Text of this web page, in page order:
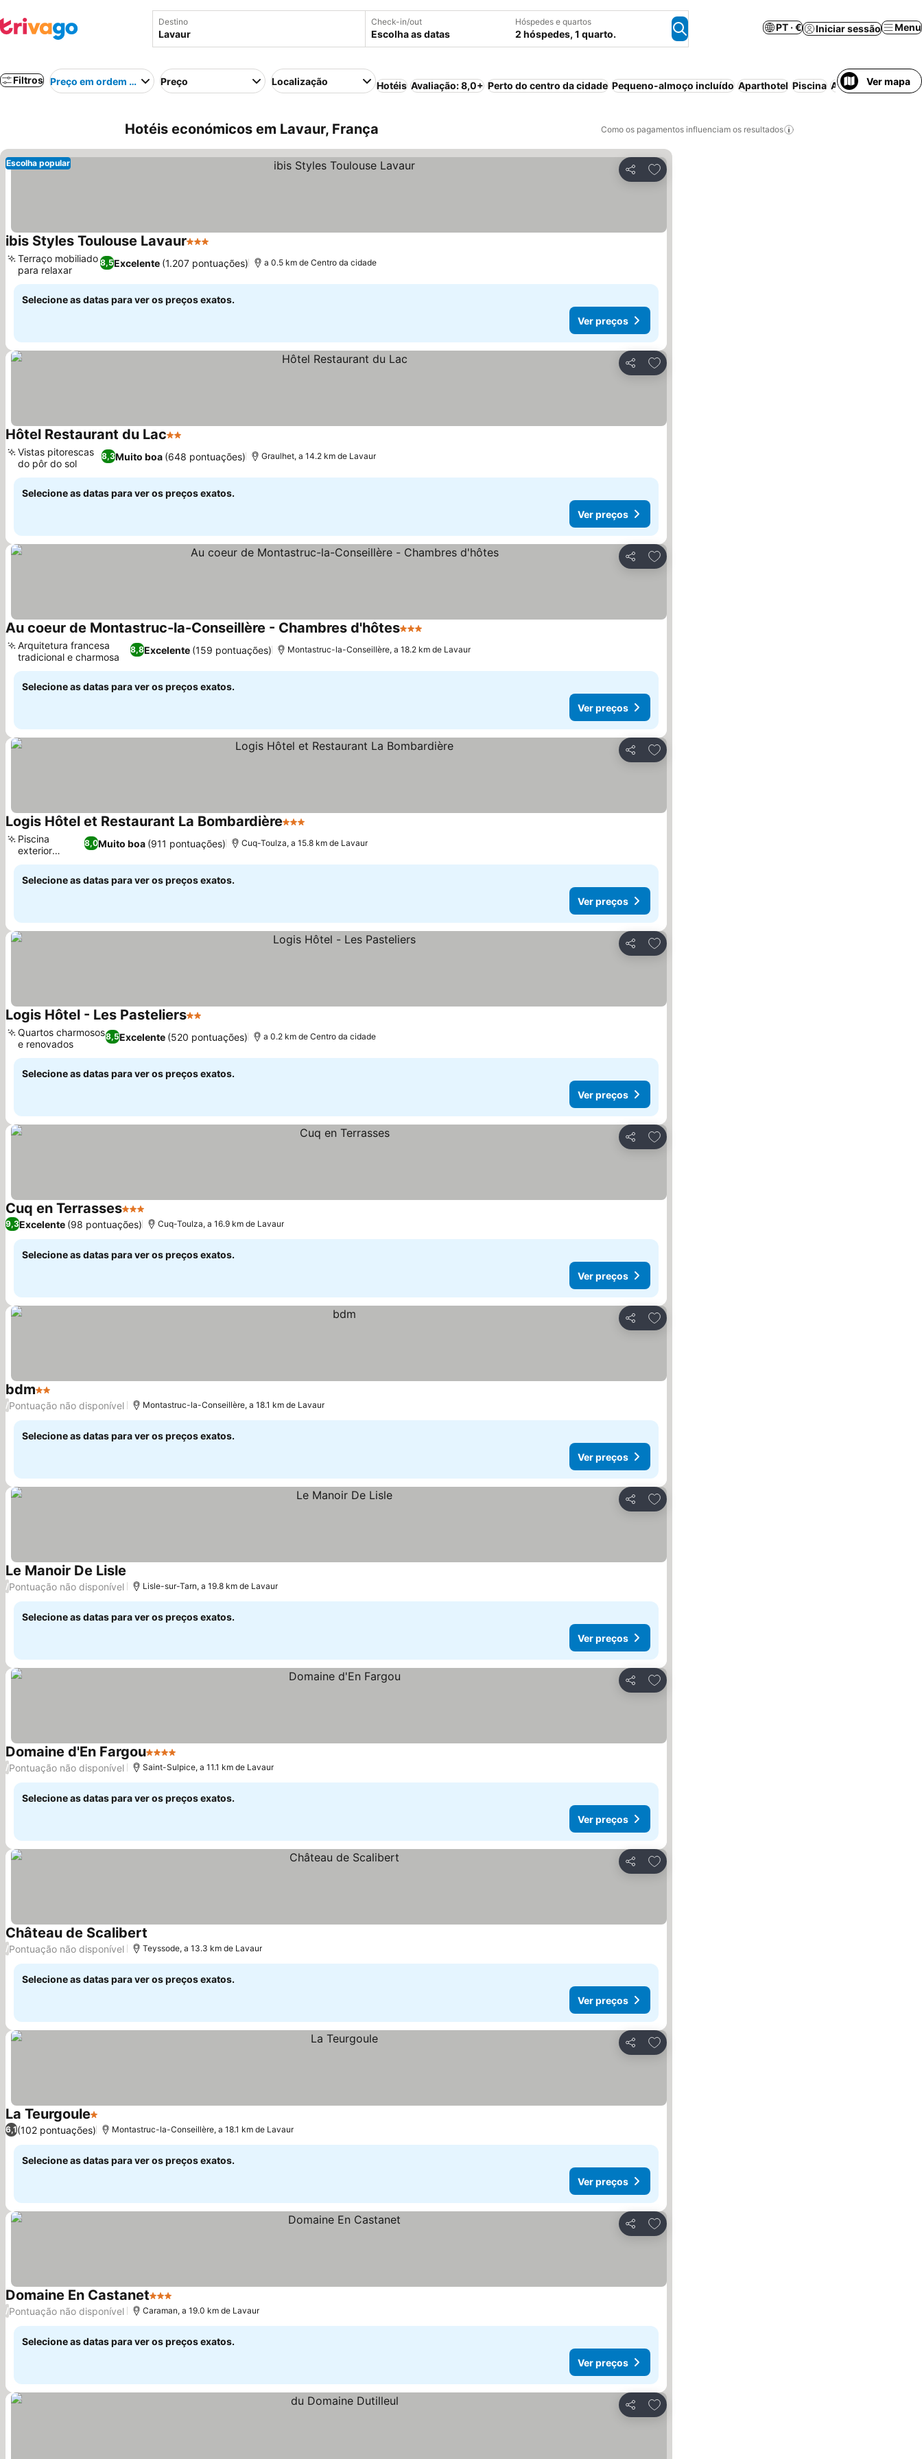
Destino Check-in/out
Escolha as datas
Hóspedes e quartos
2 hóspedes, 1 quarto.
PT · € Iniciar sessão Menu
Filtros Preço em ordem crescentePreço Localização Hotéis Avaliação: 8,0+ Perto do centro da cidade Pequeno-almoço incluído Aparthotel Piscina Ar condicionado
Ver mapa
Hotéis económicos em Lavaur, França Como os pagamentos influenciam os resultados
Partilhar
Adicionar aos favoritos
Escolha popular
ibis Styles Toulouse Lavaur3 Estrelas
8,5Excelente (1.207 pontuações)
Terraço mobiliado
para relaxar
a 0.5 km de Centro da cidade
Selecione as datas para ver os preços exatos.
Ver preços
Partilhar
Adicionar aos favoritos
Hôtel Restaurant du Lac2 Estrelas
8,3Muito boa (648 pontuações)
Vistas pitorescas
do pôr do sol
Graulhet, a 14.2 km de Lavaur
Selecione as datas para ver os preços exatos.
Ver preços
Partilhar
Adicionar aos favoritos
Au coeur de Montastruc-la-Conseillère - Chambres d'hôtes3 Estrelas
8,8Excelente (159 pontuações)
Arquitetura francesa
tradicional e charmosa
Montastruc-la-Conseillère, a 18.2 km de Lavaur
Selecione as datas para ver os preços exatos.
Ver preços
Partilhar
Adicionar aos favoritos
Logis Hôtel et Restaurant La Bombardière3 Estrelas
8,0Muito boa (911 pontuações)
Piscina
exterior
sazonal
Cuq-Toulza, a 15.8 km de Lavaur
Selecione as datas para ver os preços exatos.
Ver preços
Partilhar
Adicionar aos favoritos
Logis Hôtel - Les Pasteliers2 Estrelas
8,5Excelente (520 pontuações)
Quartos charmosos
e renovados
a 0.2 km de Centro da cidade
Selecione as datas para ver os preços exatos.
Ver preços
Partilhar
Adicionar aos favoritos
Cuq en Terrasses3 Estrelas
9,3Excelente (98 pontuações) Cuq-Toulza, a 16.9 km de Lavaur
Selecione as datas para ver os preços exatos.
Ver preços
Partilhar
Adicionar aos favoritos
bdm2 Estrelas
/Pontuação não disponível Montastruc-la-Conseillère, a 18.1 km de Lavaur
Selecione as datas para ver os preços exatos.
Ver preços
Partilhar
Adicionar aos favoritos
Le Manoir De Lisle
/Pontuação não disponível Lisle-sur-Tarn, a 19.8 km de Lavaur
Selecione as datas para ver os preços exatos.
Ver preços
Partilhar
Adicionar aos favoritos
Domaine d'En Fargou4 Estrelas
/Pontuação não disponível Saint-Sulpice, a 11.1 km de Lavaur
Selecione as datas para ver os preços exatos.
Ver preços
Partilhar
Adicionar aos favoritos
Château de Scalibert
/Pontuação não disponível Teyssode, a 13.3 km de Lavaur
Selecione as datas para ver os preços exatos.
Ver preços
Partilhar
Adicionar aos favoritos
La Teurgoule1 Estrelas
6,1(102 pontuações) Montastruc-la-Conseillère, a 18.1 km de Lavaur
Selecione as datas para ver os preços exatos.
Ver preços
Partilhar
Adicionar aos favoritos
Domaine En Castanet3 Estrelas
/Pontuação não disponível Caraman, a 19.0 km de Lavaur
Selecione as datas para ver os preços exatos.
Ver preços
Partilhar
Adicionar aos favoritos